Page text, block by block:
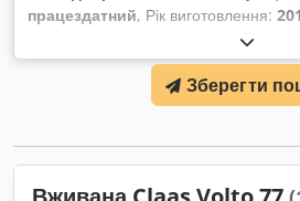
працездатний, Рік виготовлення:
55,16 кВт (75,00 к.с.)
транспортного засобу:
, Гідравлічний реверсор, без
навантажувач FL80 Dsdpfx Apsy Eq
Зберегти